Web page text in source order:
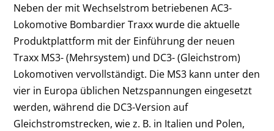
Neben der mit Wechselstrom betriebenen AC3-
Lokomotive Bombardier Traxx wurde die aktuelle
Produktplattform mit der Einführung der neuen
Traxx MS3- (Mehrsystem) und DC3- (Gleichstrom)
Lokomotiven vervollständigt. Die MS3 kann unter den
vier in Europa üblichen Netzspannungen eingesetzt
werden, während die DC3-Version auf
Gleichstromstrecken, wie z. B. in Italien und Polen,